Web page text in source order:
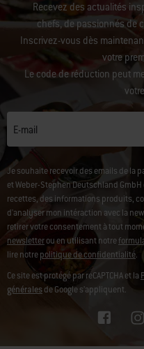
Recevez des actualités
chefs, de passionnés de
Inscrivez-vous dès
votre
Le code de réduction peut
E-mail
Je souhaite recevoir des emails de la
et Weber-Stephen Deutschland
recettes, des informations produits,
d'analyser mon intéraction avec la
retirer votre consentement à tout
newsletterou en utilisant notre
lire notrepolitique de confidentialité.
Ce site est protégé par reCAPTCHA et la
généralesde Google s’appliquent.